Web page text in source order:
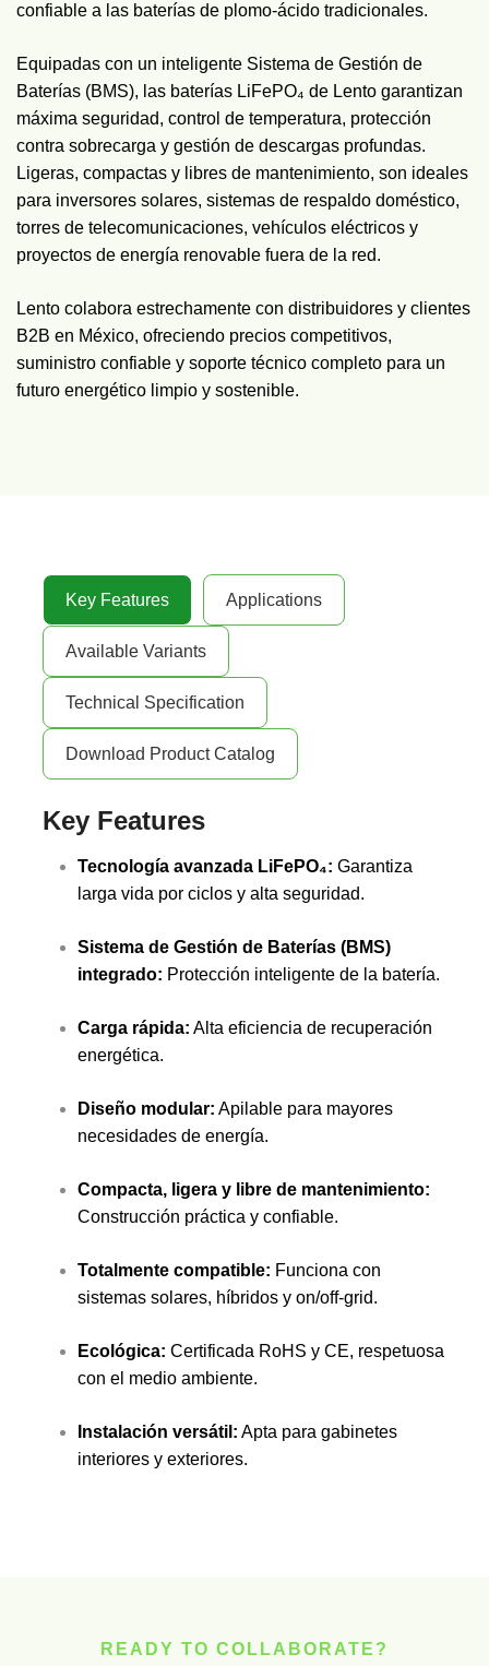
confiable a las baterías de plomo-ácido tradicionales.
Equipadas con un inteligente Sistema de Gestión de
Baterías (BMS), las baterías LiFePO₄ de Lento garantizan
máxima seguridad, control de temperatura, protección
contra sobrecarga y gestión de descargas profundas.
Ligeras, compactas y libres de mantenimiento, son ideales
para inversores solares, sistemas de respaldo doméstico,
torres de telecomunicaciones, vehículos eléctricos y
proyectos de energía renovable fuera de la red.
Lento colabora estrechamente con distribuidores y clientes
B2B en México, ofreciendo precios competitivos,
suministro confiable y soporte técnico completo para un
futuro energético limpio y sostenible.
Key Features Applications
Available Variants
Technical Specification
Download Product Catalog
Key Features
Tecnología avanzada LiFePO₄: Garantiza
larga vida por ciclos y alta seguridad.
Sistema de Gestión de Baterías (BMS)
integrado: Protección inteligente de la batería.
Carga rápida: Alta eficiencia de recuperación
energética.
Diseño modular: Apilable para mayores
necesidades de energía.
Compacta, ligera y libre de mantenimiento:
Construcción práctica y confiable.
Totalmente compatible: Funciona con
sistemas solares, híbridos y on/off-grid.
Ecológica: Certificada RoHS y CE, respetuosa
con el medio ambiente.
Instalación versátil: Apta para gabinetes
interiores y exteriores.
READY TO COLLABORATE?